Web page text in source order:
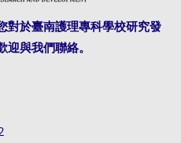
對於臺南護理專科學校研究發
與我們聯絡。